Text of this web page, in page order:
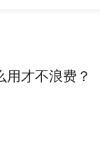
用才不浪费？